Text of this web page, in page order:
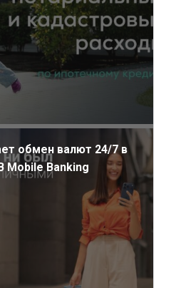
обмен валют 24/7 в
Mobile Banking